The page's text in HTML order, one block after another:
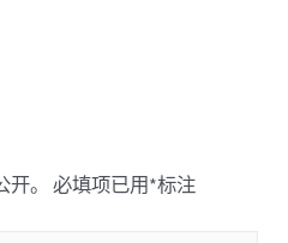
。 必填项已用*标注